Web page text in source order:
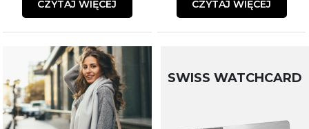
CZYTAJ WIĘCEJ CZYTAJ WIĘCEJ
SWISS WATCHCARD